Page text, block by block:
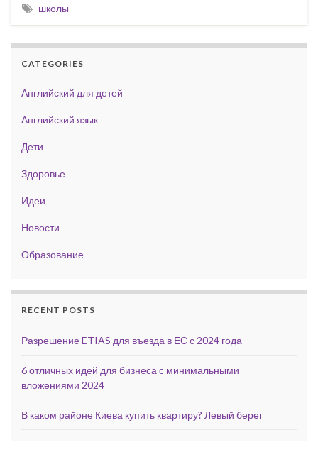
школы
CATEGORIES
Английский для детей
Английский язык
Дети
Здоровье
Идеи
Новости
Образование
RECENT POSTS
Разрешение ETIAS для въезда в ЕС с 2024 года
6 отличных идей для бизнеса с минимальными
вложениями 2024
В каком районе Киева купить квартиру? Левый берег